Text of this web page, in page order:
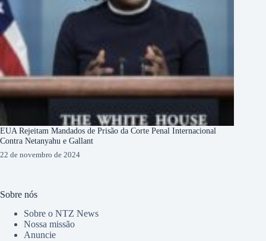
EUA Rejeitam Mandados de Prisão da Corte Penal Internacional
Contra Netanyahu e Gallant
22 de novembro de 2024
Sobre nós
Sobre o NTZ News
Nossa missão
Anuncie